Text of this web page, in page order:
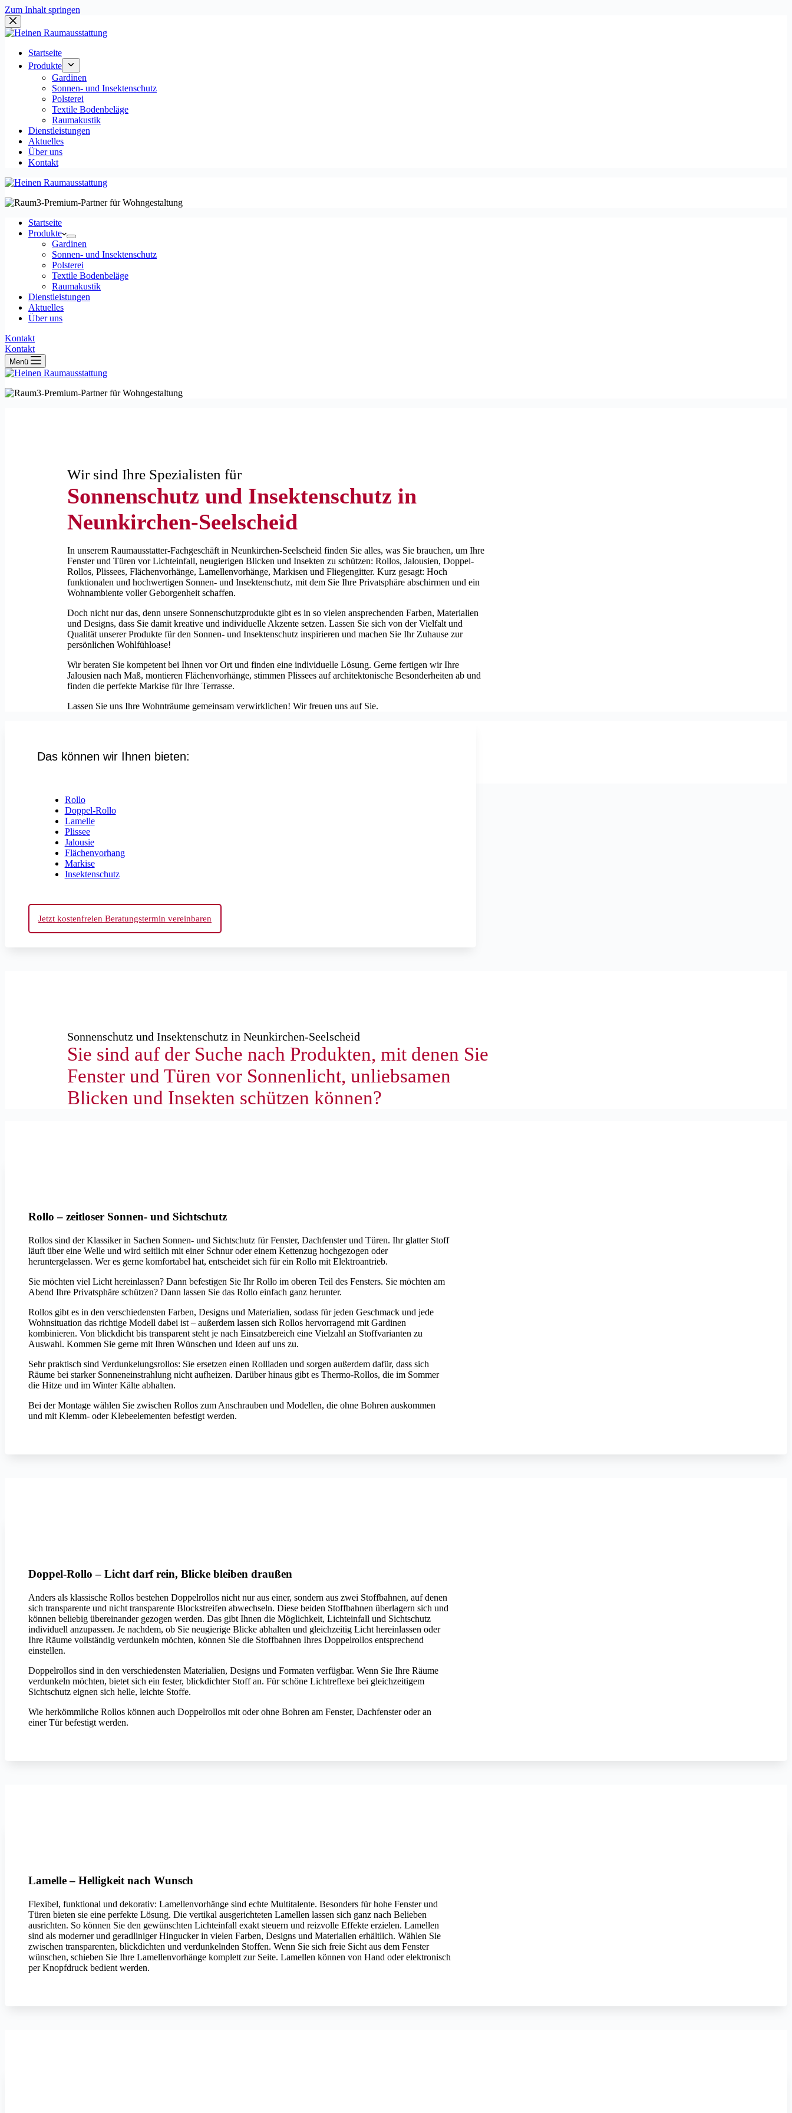
Zum Inhalt springen
Startseite
Produkte
Gardinen
Sonnen- und Insektenschutz
Polsterei
Textile Bodenbeläge
Raumakustik
Dienstleistungen
Aktuelles
Über uns
Kontakt
Startseite
Produkte
Gardinen
Sonnen- und Insektenschutz
Polsterei
Textile Bodenbeläge
Raumakustik
Dienstleistungen
Aktuelles
Über uns
Kontakt
Kontakt
Menü
Wir sind Ihre Spezialisten für
Sonnenschutz und Insektenschutz in
Neunkirchen-Seelscheid
In unserem Raumausstatter-Fachgeschäft in Neunkirchen-Seelscheid finden Sie alles, was Sie brauchen, um Ihre
Fenster und Türen vor Lichteinfall, neugierigen Blicken und Insekten zu schützen: Rollos, Jalousien, Doppel-
Rollos, Plissees, Flächenvorhänge, Lamellenvorhänge, Markisen und Fliegengitter. Kurz gesagt: Hoch
funktionalen und hochwertigen Sonnen- und Insektenschutz, mit dem Sie Ihre Privatsphäre abschirmen und ein
Wohnambiente voller Geborgenheit schaffen.
Doch nicht nur das, denn unsere Sonnenschutzprodukte gibt es in so vielen ansprechenden Farben, Materialien
und Designs, dass Sie damit kreative und individuelle Akzente setzen. Lassen Sie sich von der Vielfalt und
Qualität unserer Produkte für den Sonnen- und Insektenschutz inspirieren und machen Sie Ihr Zuhause zur
persönlichen Wohlfühloase!
Wir beraten Sie kompetent bei Ihnen vor Ort und finden eine individuelle Lösung. Gerne fertigen wir Ihre
Jalousien nach Maß, montieren Flächenvorhänge, stimmen Plissees auf architektonische Besonderheiten ab und
finden die perfekte Markise für Ihre Terrasse.
Lassen Sie uns Ihre Wohnträume gemeinsam verwirklichen! Wir freuen uns auf Sie.
Das können wir Ihnen bieten:
Rollo
Doppel-Rollo
Lamelle
Plissee
Jalousie
Flächenvorhang
Markise
Insektenschutz
Jetzt kostenfreien Beratungstermin vereinbaren
Sonnenschutz und Insektenschutz in Neunkirchen-Seelscheid
Sie sind auf der Suche nach Produkten, mit denen Sie
Fenster und Türen vor Sonnenlicht, unliebsamen
Blicken und Insekten schützen können?
Rollo – zeitloser Sonnen- und Sichtschutz
Rollos sind der Klassiker in Sachen Sonnen- und Sichtschutz für Fenster, Dachfenster und Türen. Ihr glatter Stoff
läuft über eine Welle und wird seitlich mit einer Schnur oder einem Kettenzug hochgezogen oder
heruntergelassen. Wer es gerne komfortabel hat, entscheidet sich für ein Rollo mit Elektroantrieb.
Sie möchten viel Licht hereinlassen? Dann befestigen Sie Ihr Rollo im oberen Teil des Fensters. Sie möchten am
Abend Ihre Privatsphäre schützen? Dann lassen Sie das Rollo einfach ganz herunter.
Rollos gibt es in den verschiedensten Farben, Designs und Materialien, sodass für jeden Geschmack und jede
Wohnsituation das richtige Modell dabei ist – außerdem lassen sich Rollos hervorragend mit Gardinen
kombinieren. Von blickdicht bis transparent steht je nach Einsatzbereich eine Vielzahl an Stoffvarianten zu
Auswahl. Kommen Sie gerne mit Ihren Wünschen und Ideen auf uns zu.
Sehr praktisch sind Verdunkelungsrollos: Sie ersetzen einen Rollladen und sorgen außerdem dafür, dass sich
Räume bei starker Sonneneinstrahlung nicht aufheizen. Darüber hinaus gibt es Thermo-Rollos, die im Sommer
die Hitze und im Winter Kälte abhalten.
Bei der Montage wählen Sie zwischen Rollos zum Anschrauben und Modellen, die ohne Bohren auskommen
und mit Klemm- oder Klebeelementen befestigt werden.
Doppel-Rollo – Licht darf rein, Blicke bleiben draußen
Anders als klassische Rollos bestehen Doppelrollos nicht nur aus einer, sondern aus zwei Stoffbahnen, auf denen
sich transparente und nicht transparente Blockstreifen abwechseln. Diese beiden Stoffbahnen überlagern sich und
können beliebig übereinander gezogen werden. Das gibt Ihnen die Möglichkeit, Lichteinfall und Sichtschutz
individuell anzupassen. Je nachdem, ob Sie neugierige Blicke abhalten und gleichzeitig Licht hereinlassen oder
Ihre Räume vollständig verdunkeln möchten, können Sie die Stoffbahnen Ihres Doppelrollos entsprechend
einstellen.
Doppelrollos sind in den verschiedensten Materialien, Designs und Formaten verfügbar. Wenn Sie Ihre Räume
verdunkeln möchten, bietet sich ein fester, blickdichter Stoff an. Für schöne Lichtreflexe bei gleichzeitigem
Sichtschutz eignen sich helle, leichte Stoffe.
Wie herkömmliche Rollos können auch Doppelrollos mit oder ohne Bohren am Fenster, Dachfenster oder an
einer Tür befestigt werden.
Lamelle – Helligkeit nach Wunsch
Flexibel, funktional und dekorativ: Lamellenvorhänge sind echte Multitalente. Besonders für hohe Fenster und
Türen bieten sie eine perfekte Lösung. Die vertikal ausgerichteten Lamellen lassen sich ganz nach Belieben
ausrichten. So können Sie den gewünschten Lichteinfall exakt steuern und reizvolle Effekte erzielen. Lamellen
sind als moderner und geradliniger Hingucker in vielen Farben, Designs und Materialien erhältlich. Wählen Sie
zwischen transparenten, blickdichten und verdunkelnden Stoffen. Wenn Sie sich freie Sicht aus dem Fenster
wünschen, schieben Sie Ihre Lamellenvorhänge komplett zur Seite. Lamellen können von Hand oder elektronisch
per Knopfdruck bedient werden.